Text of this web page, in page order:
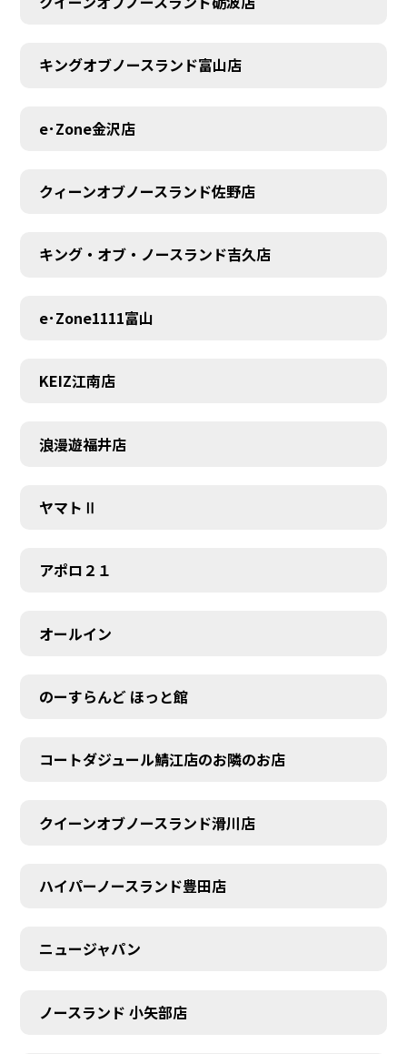
キングオブノースランド富山店
e･Zone金沢店
クィーンオブノースランド佐野店
キング・オブ・ノースランド吉久店
e･Zone1111富山
KEIZ江南店
浪漫遊福井店
ヤマトⅡ
アポロ２１
オールイン
のーすらんど ほっと館
コートダジュール鯖江店のお隣のお店
クイーンオブノースランド滑川店
ハイパーノースランド豊田店
ニュージャパン
ノースランド 小矢部店